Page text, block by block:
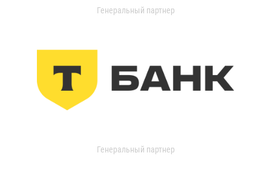
Генеральный партнер
Генеральный партнер